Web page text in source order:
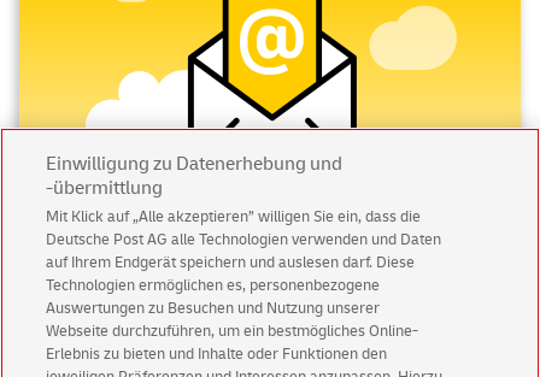
Abonnieren Sie unseren Newsletter
Immer informiert über exklusive Angebote und
Aktionen - jetzt mit Vorteil
Privatkundensichern sich einen5 € Gutschein
Einwilligung zu Datenerhebung und
-übermittlung
Mit Klick auf „Alle akzeptieren” willigen Sie ein, dass die
Deutsche Post AG alle Technologien verwenden und Daten
auf Ihrem Endgerät speichern und auslesen darf. Diese
Technologien ermöglichen es, personenbezogene
Auswertungen zu Besuchen und Nutzung unserer
Webseite durchzuführen, um ein bestmögliches Online-
Erlebnis zu bieten und Inhalte oder Funktionen den